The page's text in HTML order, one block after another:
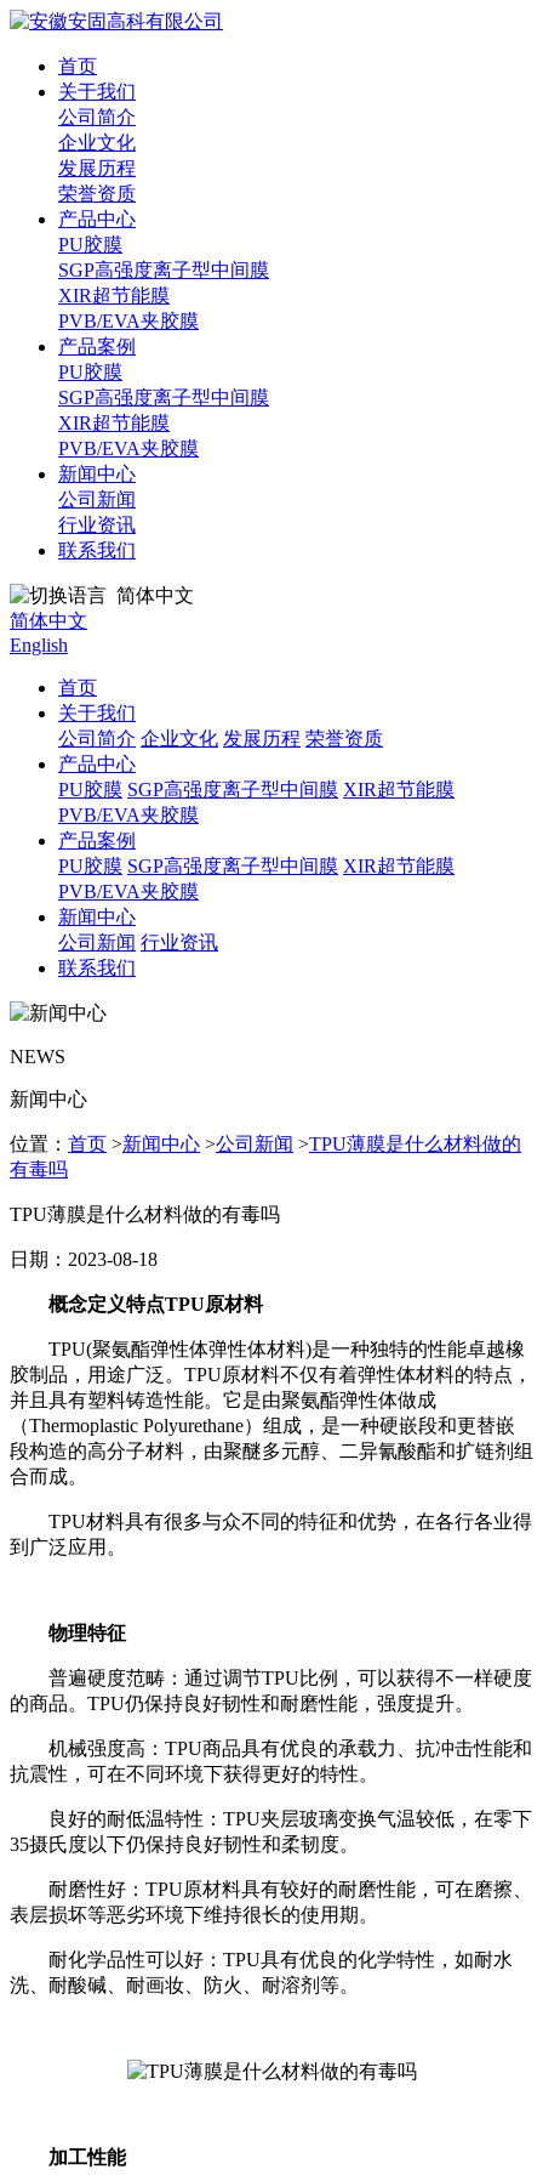
首页
关于我们
公司简介
企业文化
发展历程
荣誉资质
产品中心
PU胶膜
SGP高强度离子型中间膜
XIR超节能膜
PVB/EVA夹胶膜
产品案例
PU胶膜
SGP高强度离子型中间膜
XIR超节能膜
PVB/EVA夹胶膜
新闻中心
公司新闻
行业资讯
联系我们
简体中文
简体中文
English
首页
关于我们
公司简介 企业文化 发展历程 荣誉资质
产品中心
PU胶膜 SGP高强度离子型中间膜 XIR超节能膜
PVB/EVA夹胶膜
产品案例
PU胶膜 SGP高强度离子型中间膜 XIR超节能膜
PVB/EVA夹胶膜
新闻中心
公司新闻 行业资讯
联系我们
NEWS
新闻中心
位置： 首页 >新闻中心 >公司新闻 >TPU薄膜是什么材料做的
有毒吗
TPU薄膜是什么材料做的有毒吗
日期：2023-08-18
概念定义特点TPU原材料
TPU(聚氨酯弹性体弹性体材料)是一种独特的性能卓越橡
胶制品，用途广泛。TPU原材料不仅有着弹性体材料的特点，
并且具有塑料铸造性能。它是由聚氨酯弹性体做成
（Thermoplastic Polyurethane）组成，是一种硬嵌段和更替嵌
段构造的高分子材料，由聚醚多元醇、二异氰酸酯和扩链剂组
合而成。
TPU材料具有很多与众不同的特征和优势，在各行各业得
到广泛应用。
物理特征
普遍硬度范畴：通过调节TPU比例，可以获得不一样硬度
的商品。TPU仍保持良好韧性和耐磨性能，强度提升。
机械强度高：TPU商品具有优良的承载力、抗冲击性能和
抗震性，可在不同环境下获得更好的特性。
良好的耐低温特性：TPU夹层玻璃变换气温较低，在零下
35摄氏度以下仍保持良好韧性和柔韧度。
耐磨性好：TPU原材料具有较好的耐磨性能，可在磨擦、
表层损坏等恶劣环境下维持很长的使用期。
耐化学品性可以好：TPU具有优良的化学特性，如耐水
洗、耐酸碱、耐画妆、防火、耐溶剂等。
加工性能